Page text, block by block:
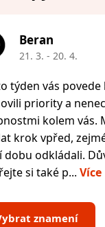
Beran
21. 3. - 20. 4.
týden vás
priority a
kolem vás.
krok vpřed,
dobu odkládali.
si také p... Více
znamení